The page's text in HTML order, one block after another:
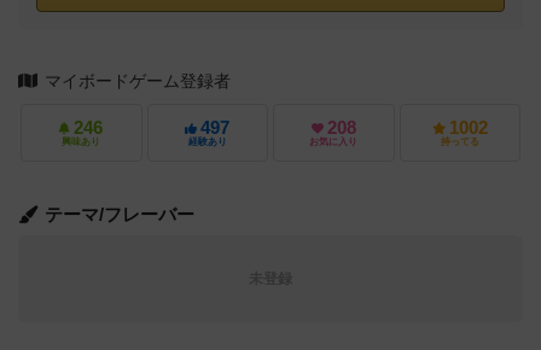
マイボードゲーム登録者
246
興味あり
497
経験あり
208
お気に入り
1002
持ってる
テーマ/フレーバー